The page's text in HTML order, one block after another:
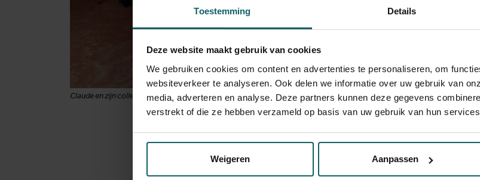
Toestemming Details
Deze website maakt gebruik van cookies
We gebruiken cookies om content en advertenties te personaliseren, om
websiteverkeer te analyseren. Ook delen we informatie over uw gebruik van
media, adverteren en analyse. Deze partners kunnen deze gegevens
verstrekt of die ze hebben verzameld op basis van uw gebruik van hun
Weigeren Aanpassen
Claude en zijn collega's interviewen een tbc-patiënt